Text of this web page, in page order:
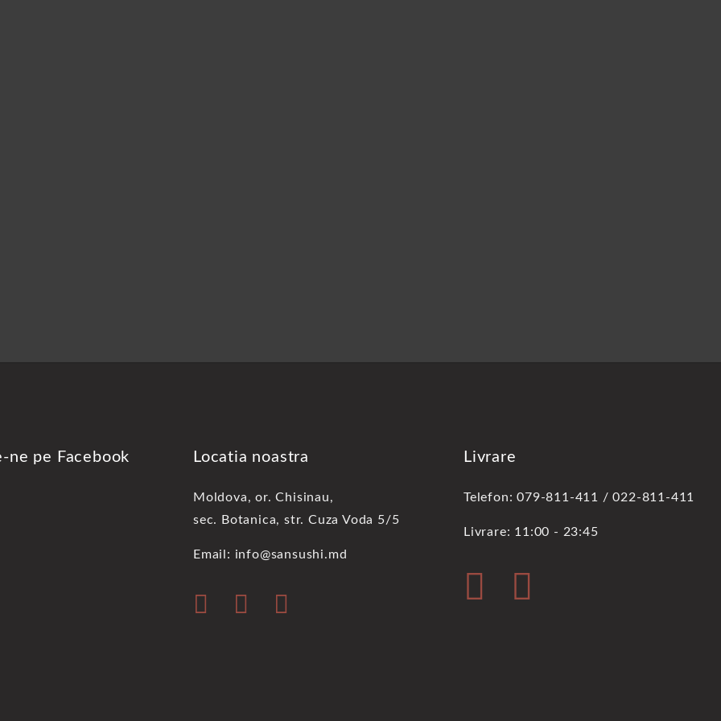
ne pe Facebook Locatia noastra
Moldova, or. Chisinau,
sec. Botanica, str. Cuza Voda 5/5
Email: info@sansushi.md
Livrare
Telefon: 079-811-411 / 022-811-411
Livrare: 11:00 - 23:45